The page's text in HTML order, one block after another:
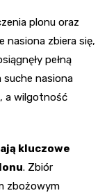
plonu oraz
nasiona zbiera się,
pełną
suche nasiona
a wilgotność
kluczowe
. Zbiór
zbożowym